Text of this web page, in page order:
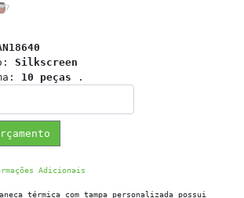
Silkscreen
10 peças .
Adicionais
térmica com tampa personalizada possui